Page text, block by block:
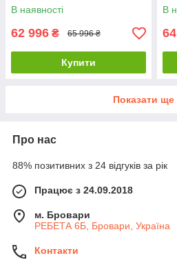
В наявності
62 996 ₴ 65 996 ₴
Купити
В
Показати ще
Про нас
88% позитивних з 24 відгуків за рік
Працює з 24.09.2018
м. Бровари
РЕБЕТА 6Б, Бровари, Україна
Контакти